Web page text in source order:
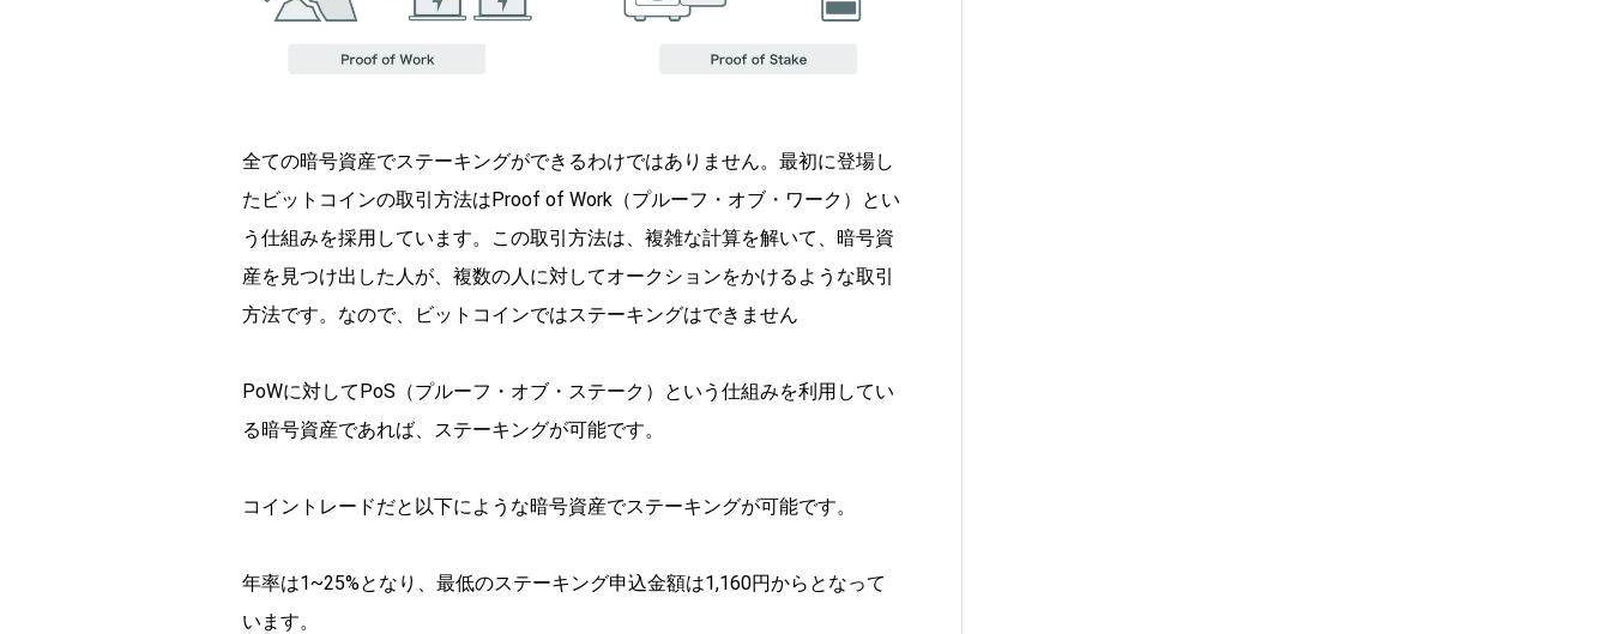
全ての暗号資産でステーキングができるわけではありません。最初に登場し
たビットコインの取引方法はProof of Work（プルーフ・オブ・ワーク）とい
う仕組みを採用しています。この取引方法は、複雑な計算を解いて、暗号資
産を見つけ出した人が、複数の人に対してオークションをかけるような取引
方法です。なので、ビットコインではステーキングはできません
PoWに対してPoS（プルーフ・オブ・ステーク）という仕組みを利用してい
る暗号資産であれば、ステーキングが可能です。
コイントレードだと以下にような暗号資産でステーキングが可能です。
年率は1~25%となり、最低のステーキング申込金額は1,160円からとなって
います。